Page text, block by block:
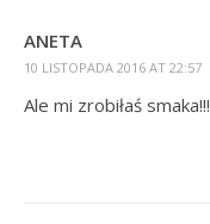
ANETA
10 LISTOPADA 2016 AT 22:57
Ale mi zrobiłaś